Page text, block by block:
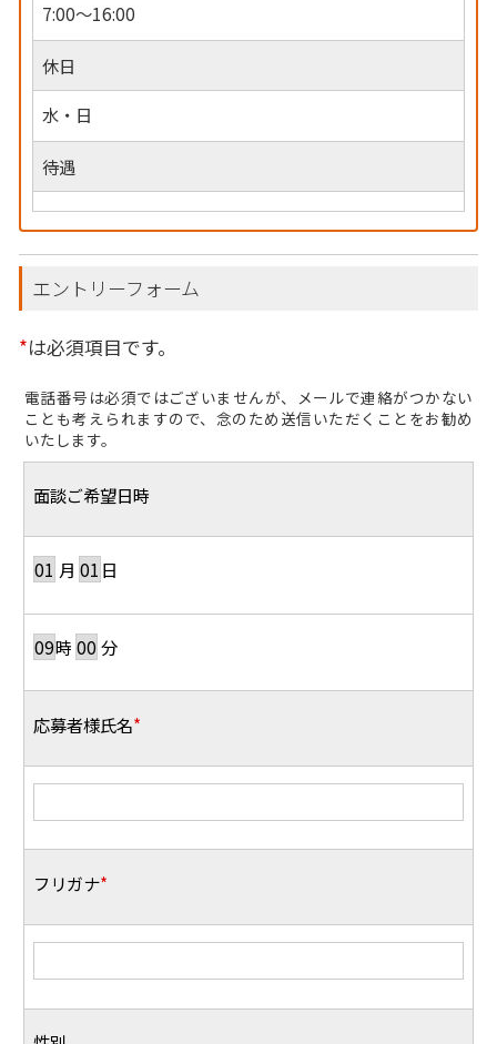
7:00～16:00
休日
水・日
待遇
エントリーフォーム
*は必須項目です。
電話番号は必須ではございませんが、メールで連絡がつかない
ことも考えられますので、念のため送信いただくことをお勧め
いたします。
面談ご希望日時
月 日
時 分
応募者様氏名*
フリガナ*